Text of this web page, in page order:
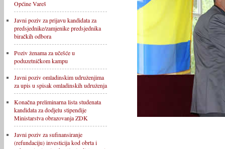
Općine Vareš
Javni poziv za prijavu kandidata za
predsjednike/zamjenike predsjednika
biračkih odbora
Poziv ženama za učešće u
poduzetničkom kampu
Javni poziv omladinskim udruženjima
za upis u spisak omladinskih udruženja
Konačna preliminarna lista studenata
kandidata za dodjelu stipendije
Ministarstva obrazovanja ZDK
Javni poziv za sufinansiranje
(refundaciju) investicija kod obrta i